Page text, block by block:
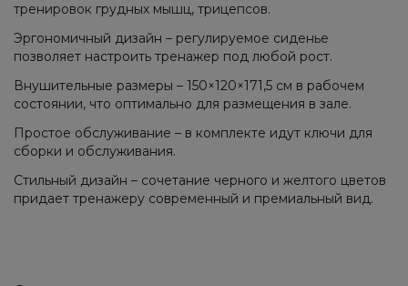
тренировок грудных мышц, трицепсов.
Эргономичный дизайн – регулируемое сиденье
позволяет настроить тренажер под любой рост.
Внушительные размеры – 150×120×171,5 см в рабочем
состоянии, что оптимально для размещения в зале.
Простое обслуживание – в комплекте идут ключи для
сборки и обслуживания.
Стильный дизайн – сочетание черного и желтого цветов
придает тренажеру современный и премиальный вид.